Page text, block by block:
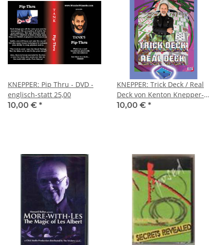
KNEPPER: Pip Thru - DVD -
englisch-statt 25,00
10,00 € *
KNEPPER: Trick Deck / Real
Deck von Kenton Knepper-
statt 38,00- DVD plus Spiel
10,00 € *